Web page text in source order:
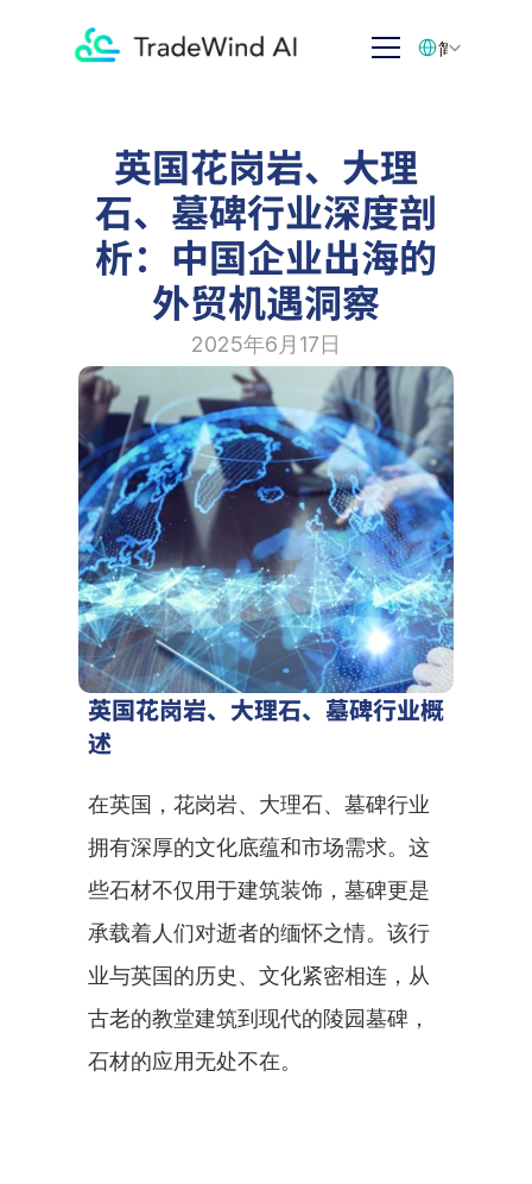
英国花岗岩、大理
石、墓碑行业深度剖
析：中国企业出海的
外贸机遇洞察
2025年6月17日
英国花岗岩、大理石、墓碑行业概
述
在英国，花岗岩、大理石、墓碑行业
拥有深厚的文化底蕴和市场需求。这
些石材不仅用于建筑装饰，墓碑更是
承载着人们对逝者的缅怀之情。该行
业与英国的历史、文化紧密相连，从
古老的教堂建筑到现代的陵园墓碑，
石材的应用无处不在。
简体中文